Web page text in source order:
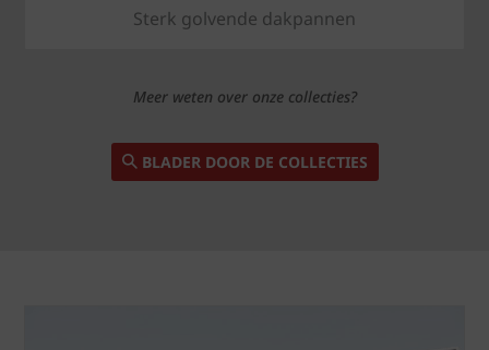
Sterk golvende dakpannen
Meer weten over onze collecties?
BLADER DOOR DE COLLECTIES